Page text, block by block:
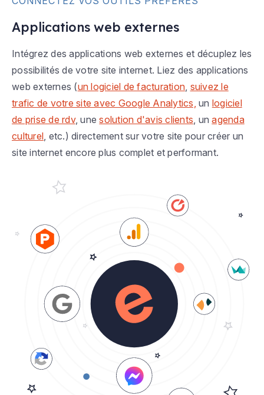
Applications web externes
Intégrez des applications web externes et décuplez les
possibilités de votre site internet. Liez des applications
web externes (un logiciel de facturation, suivez le
trafic de votre site avec Google Analytics, un logiciel
de prise de rdv, unesolution d'avis clients, unagenda
culturel, etc.) directement sur votre site pour créer un
site internet encore plus complet et performant.